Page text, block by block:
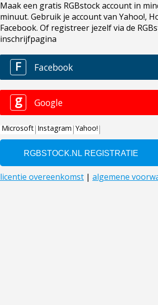
Maak een gratis RGBstock account in
minuut. Gebruik je account van Yahoo!,
Facebook. Of registreer jezelf via de
inschrijfpagina
F Facebook
g Google
Microsoft Instagram Yahoo!
licentie overeenkomst | algemene